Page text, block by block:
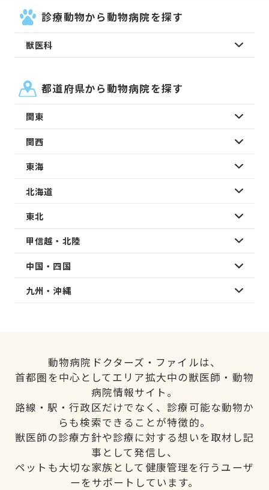
診療動物から動物病院を探す
獣医科
都道府県から動物病院を探す
関東
関西
東海
北海道
東北
甲信越・北陸
中国・四国
九州・沖縄
動物病院ドクターズ・ファイルは、
首都圏を中心としてエリア拡大中の獣医師・動物
病院情報サイト。
路線・駅・行政区だけでなく、診療可能な動物か
らも検索できることが特徴的。
獣医師の診療方針や診療に対する想いを取材し記
事として発信し、
ペットも大切な家族として健康管理を行うユーザ
ーをサポートしています。